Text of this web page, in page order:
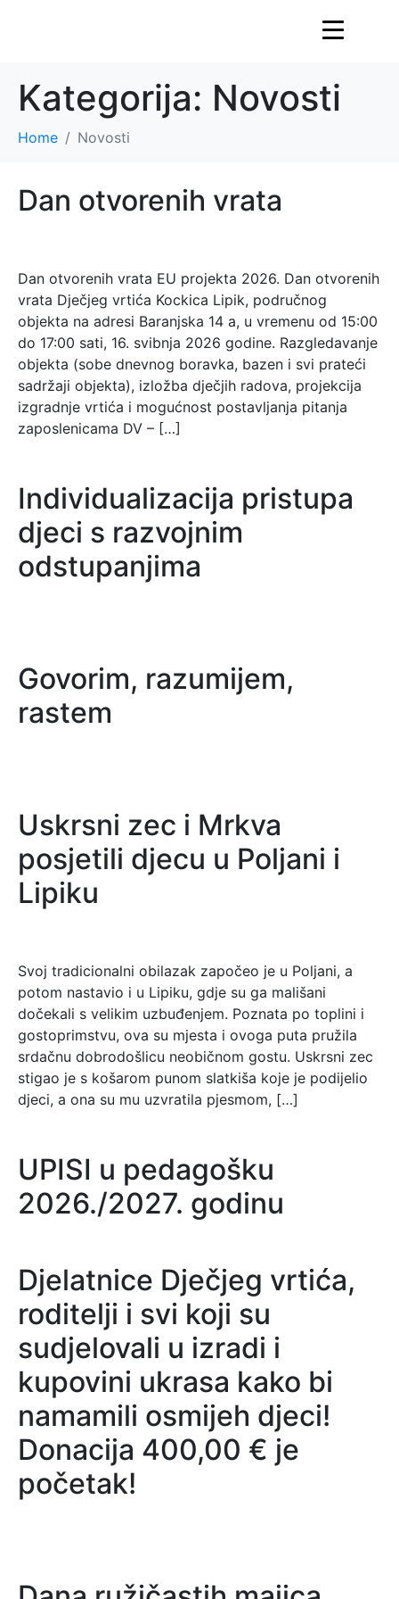
Kategorija: Novosti
Home Novosti
Dan otvorenih vrata
Dan otvorenih vrata EU projekta 2026. Dan otvorenih
vrata Dječjeg vrtića Kockica Lipik, područnog
objekta na adresi Baranjska 14 a, u vremenu od 15:00
do 17:00 sati, 16. svibnja 2026 godine. Razgledavanje
objekta (sobe dnevnog boravka, bazen i svi prateći
sadržaji objekta), izložba dječjih radova, projekcija
izgradnje vrtića i mogućnost postavljanja pitanja
zaposlenicama DV – […]
Individualizacija pristupa
djeci s razvojnim
odstupanjima
Govorim, razumijem,
rastem
Uskrsni zec i Mrkva
posjetili djecu u Poljani i
Lipiku
Svoj tradicionalni obilazak započeo je u Poljani, a
potom nastavio i u Lipiku, gdje su ga mališani
dočekali s velikim uzbuđenjem. Poznata po toplini i
gostoprimstvu, ova su mjesta i ovoga puta pružila
srdačnu dobrodošlicu neobičnom gostu. Uskrsni zec
stigao je s košarom punom slatkiša koje je podijelio
djeci, a ona su mu uzvratila pjesmom, […]
UPISI u pedagošku
2026./2027. godinu
Djelatnice Dječjeg vrtića,
roditelji i svi koji su
sudjelovali u izradi i
kupovini ukrasa kako bi
namamili osmijeh djeci!
Donacija 400,00 € je
početak!